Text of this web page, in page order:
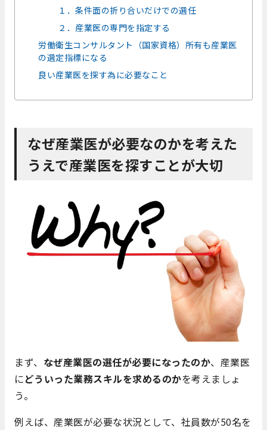
１．条件面の折り合いだけでの選任
２．産業医の専門を指定する
労働衛生コンサルタント（国家資格）所有も産業医
の選定指標になる
良い産業医を探す為に必要なこと
なぜ産業医が必要なのかを考えた
うえで産業医を探すことが大切
まず、 なぜ産業医の選任が必要になったのか、産業医
にどういった業務スキルを求めるのかを考えましょ
う。
例えば、産業医が必要な状況として、社員数が50名を